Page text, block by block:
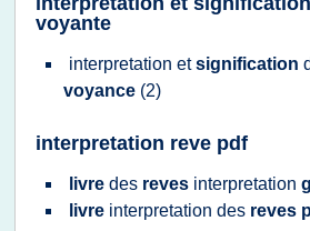
voyante
interpretation etsignification
voyance (2)
interpretation reve pdf
livre des reves interpretation
livre interpretation des reves